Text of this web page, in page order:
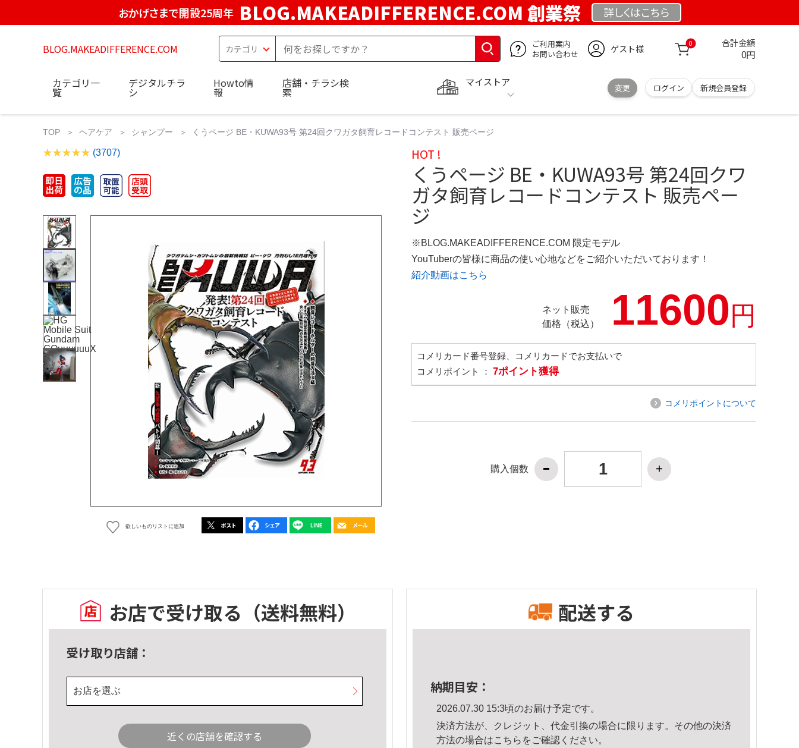
おかげさまで開設25周年 BLOG.MAKEADIFFERENCE.COM 創業祭 詳しくはこちら
BLOG.MAKEADIFFERENCE.COM
ご利用案内
お問い合わせ
ゲスト様 0 合計金額
0円
マイストア
変更 ログイン 新規会員登録
カテゴリ一
覧
デジタルチラ
シ
Howto情
報
店舗・チラシ検
索
TOP ヘアケア シャンプー くうページ BE・KUWA93号 第24回クワガタ飼育レコードコンテスト 販売ページ
(3707)
欲しいものリストに追加
HOT !
くうページ BE・KUWA93号 第24回クワ
ガタ飼育レコードコンテスト 販売ペー
ジ
※BLOG.MAKEADIFFERENCE.COM 限定モデル
YouTuberの皆様に商品の使い心地などをご紹介いただいております！
紹介動画はこちら
ネット販売
価格（税込）
11600円
コメリカード番号登録、コメリカードでお支払いで
コメリポイント ： 7ポイント獲得
コメリポイントについて
購入個数
お店で受け取る （送料無料）
受け取り店舗：
お店を選ぶ
近くの店舗を確認する
配送する
納期目安：
2026.07.30 15:3頃のお届け予定です。
決済方法が、クレジット、代金引換の場合に限ります。その他の決済
方法の場合はこちら をご確認ください。